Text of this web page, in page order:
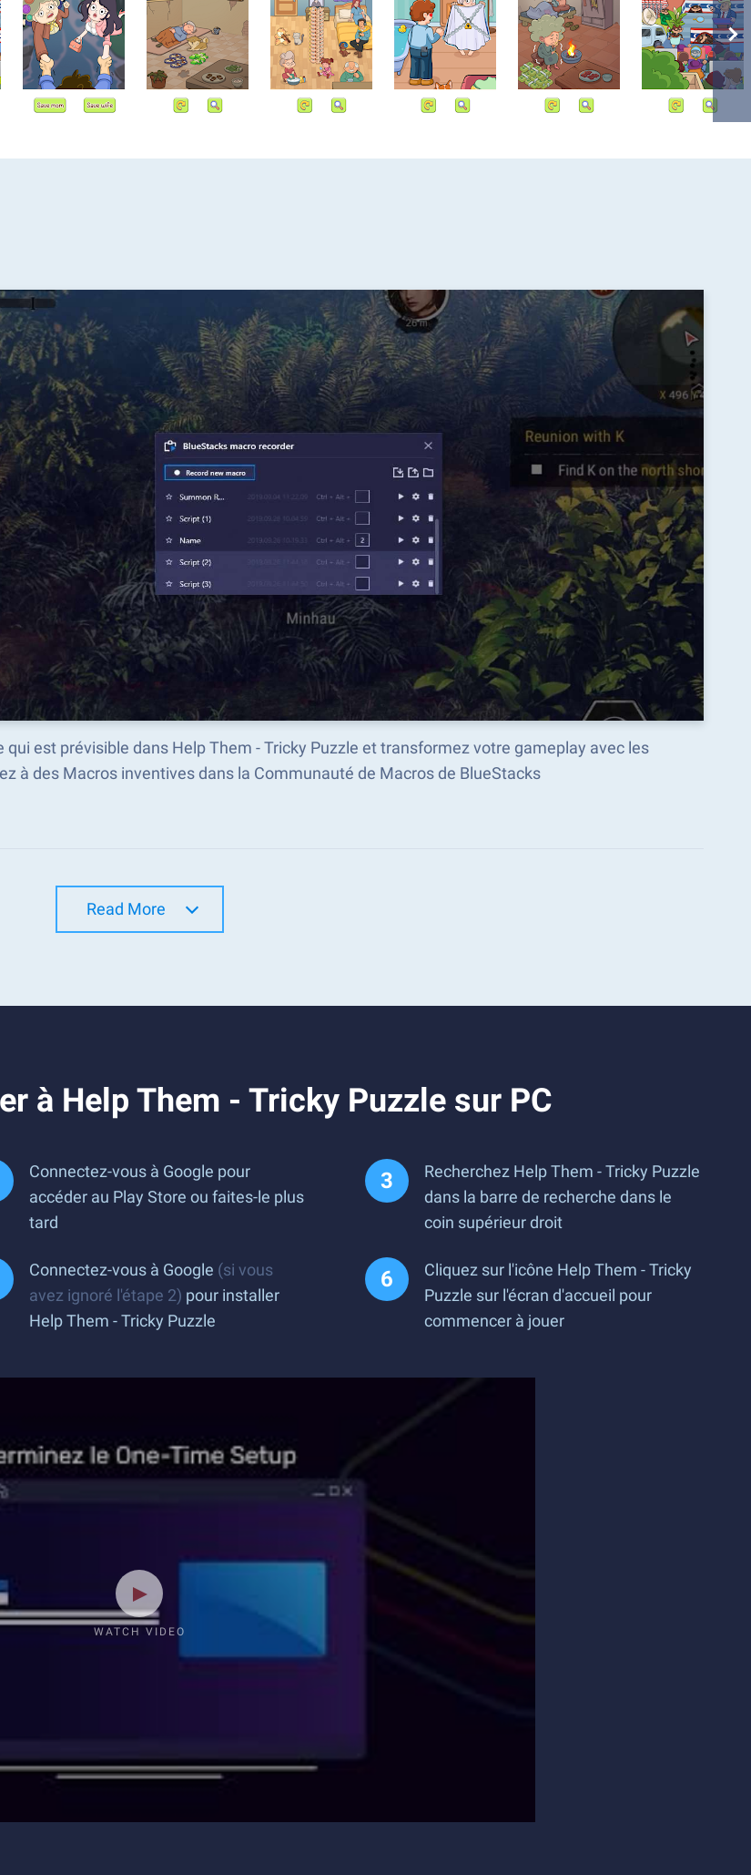
qui est prévisible dans Help Them - Tricky Puzzle et transformez votre gameplay avec les
à des Macros inventives dans la Communauté de Macros de BlueStacks
Read More
à Help Them - Tricky Puzzle sur PC
Connectez-vous à Google pour
accéder au Play Store ou faites-le plus
tard
Recherchez Help Them - Tricky Puzzle
dans la barre de recherche dans le
coin supérieur droit
Connectez-vous à Google (si vous
avez ignoré l'étape 2) pour installer
Help Them - Tricky Puzzle
Cliquez sur l'icône Help Them - Tricky
Puzzle sur l'écran d'accueil pour
commencer à jouer
WATCH VIDEO